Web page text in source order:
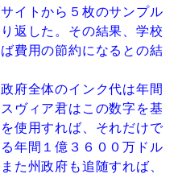
イトから５枚のサンプル
返した。その結果、学校
費用の節約になるとの結
府全体のインク代は年間
ヴィア君はこの数字を基
使用すれば、それだけで
年間１億３６００万ドル
た州政府も追随すれば、